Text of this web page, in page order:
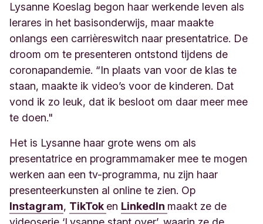
Lysanne Koeslag begon haar werkende leven als
lerares in het basisonderwijs, maar maakte
onlangs een carrièreswitch naar presentatrice. De
droom om te presenteren ontstond tijdens de
coronapandemie. “In plaats van voor de klas te
staan, maakte ik video’s voor de kinderen. Dat
vond ik zo leuk, dat ik besloot om daar meer mee
te doen."
Het is Lysanne haar grote wens om als
presentatrice en programmamaker mee te mogen
werken aan een tv-programma, nu zijn haar
presenteerkunsten al online te zien. Op
Instagram, TikTok en LinkedIn maakt ze de